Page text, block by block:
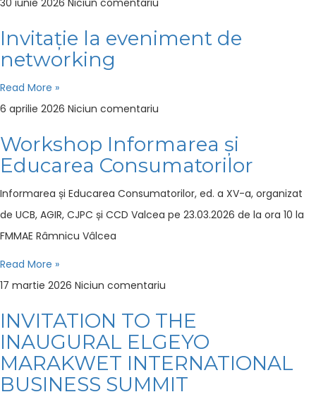
Invitație la eveniment de
networking
Read More »
6 aprilie 2026 Niciun comentariu
Workshop Informarea și
Educarea Consumatorilor
Informarea și Educarea Consumatorilor, ed. a XV-a, organizat
de UCB, AGIR, CJPC și CCD Valcea pe 23.03.2026 de la ora 10 la
FMMAE Râmnicu Vâlcea
Read More »
17 martie 2026 Niciun comentariu
INVITATION TO THE
INAUGURAL ELGEYO
MARAKWET INTERNATIONAL
BUSINESS SUMMIT